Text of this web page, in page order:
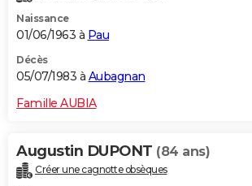
Naissance
01/06/1963 à Pau
Décès
05/07/1983 à Aubagnan
Famille AUBIA
Augustin DUPONT (84 ans)
Créer une cagnotte obsèques